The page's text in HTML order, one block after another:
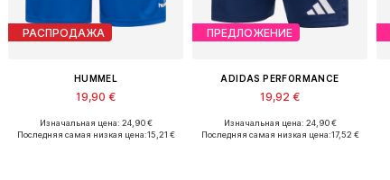
РАСПРОДАЖА
HUMMEL
19,90 €
Доступные размеры: S, M, XL
Изначальная цена: 24,90 €
Последняя самая низкая цена:15,21 €
ПРЕДЛОЖЕНИЕ
ADIDAS PERFORMANCE
19,92 €
Изначальная цена: 24,90 €
Последняя самая низкая цена:17,52 €